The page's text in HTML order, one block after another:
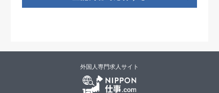
外国人専門求人サイト